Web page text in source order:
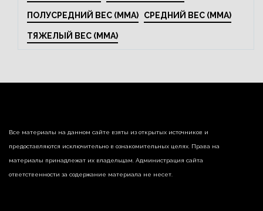
ПОЛУСРЕДНИЙ ВЕС (MMA) СРЕДНИЙ ВЕС (MMA)
ТЯЖЕЛЫЙ ВЕС (MMA)
Все материалы на данном сайте взяты из открытых источников и
предоставляются исключительно в ознакомительных целях. Права на
материалы принадлежат их владельцам. Администрация сайта
ответственности за содержание материала не несет.